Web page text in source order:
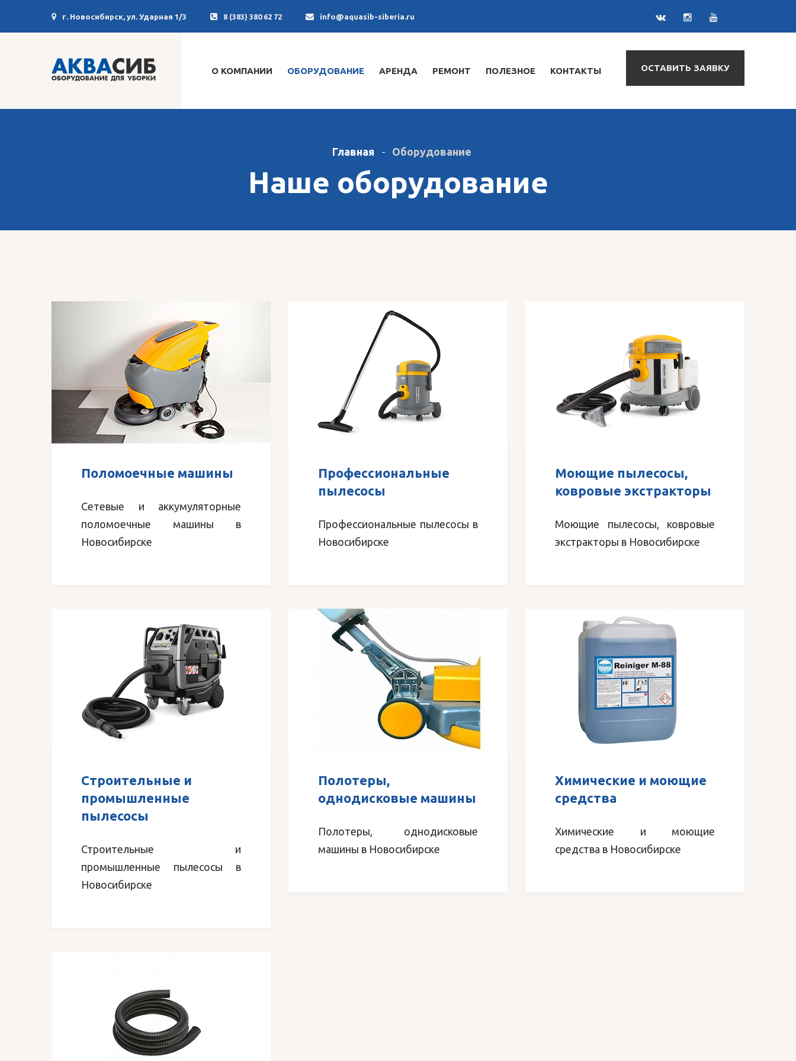
г. Новосибирск, ул. Ударная 1/3 8 (383) 380 62 72 info@aquasib-siberia.ru
О КОМПАНИИ ОБОРУДОВАНИЕ АРЕНДА РЕМОНТ ПОЛЕЗНОЕ КОНТАКТЫ ОСТАВИТЬ ЗАЯВКУ
Главная Оборудование
Наше оборудование
Поломоечные машины
Сетевые и аккумуляторные
поломоечные машины в
Новосибирске
Профессиональные
пылесосы
Профессиональные пылесосы в
Новосибирске
Моющие пылесосы,
ковровые экстракторы
Моющие пылесосы, ковровые
экстракторы в Новосибирске
Строительные и
промышленные
пылесосы
Строительные и
промышленные пылесосы в
Новосибирске
Полотеры,
однодисковые машины
Полотеры, однодисковые
машины в Новосибирске
Химические и моющие
средства
Химические и моющие
средства в Новосибирске